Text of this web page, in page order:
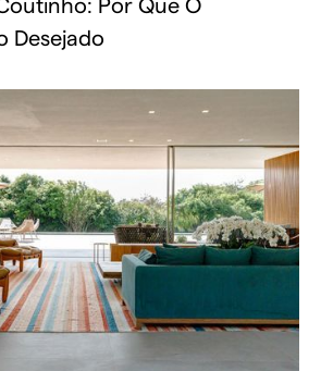
Por Que O
Desejado